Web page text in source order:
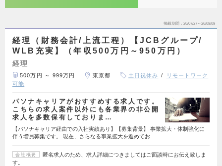
掲載期間 26/07/27～26/08/09
経理（財務会計/上流工程）【JCBグループ/
WLB充実】（年収500万円～950万円）
経理
500万円 ～ 999万円 東京都 土日祝休み
リモートワーク
可能
パソナキャリアがおすすめする求人です。
こちらの求人案件以外にも各業界の非公開
求人を多数保有しておりま…
【パソナキャリア経由での入社実績あり】【募集背景】 事業拡大・体制強化に
伴う増員募集です。 現在、さらなる事業拡大を進めてお…
会社概要
匿名求人のため、求人詳細につきましてはご面談時にお伝え致しま
す。